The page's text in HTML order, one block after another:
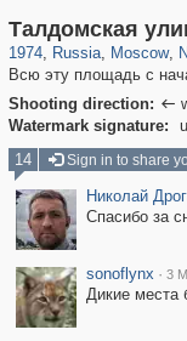
Талдомская
1974, Russia
1,405,758
, Moscow
319,716 8,286
,
22,533
Всю эту площадь с
Shooting direction: 
Watermark signature:
14 Sign in to share
Николай
Спасибо за
sonoflynx · 3
Дикие места